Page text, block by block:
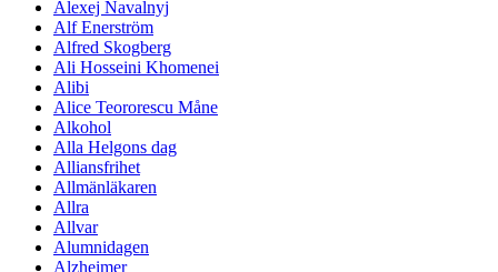
Alexej Navalnyj
Alf Enerström
Alfred Skogberg
Ali Hosseini Khomenei
Alibi
Alice Teororescu Måne
Alkohol
Alla Helgons dag
Alliansfrihet
Allmänläkaren
Allra
Allvar
Alumnidagen
Alzheimer